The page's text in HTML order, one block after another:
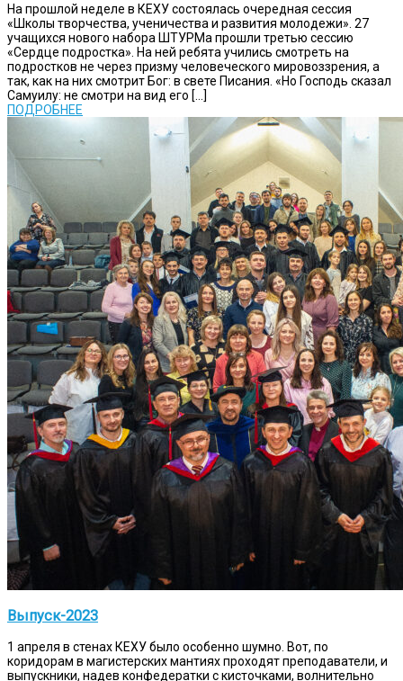
На прошлой неделе в КЕХУ состоялась очередная сессия
«Школы творчества, ученичества и развития молодежи». 27
учащихся нового набора ШТУРМа прошли третью сессию
«Сердце подростка». На ней ребята учились смотреть на
подростков не через призму человеческого мировоззрения, а
так, как на них смотрит Бог: в свете Писания. «Но Господь сказал
Самуилу: не смотри на вид его […]
ПОДРОБНЕЕ
Выпуск-2023
1 апреля в стенах КЕХУ было особенно шумно. Вот, по
коридорам в магистерских мантиях проходят преподаватели, и
выпускники, надев конфедератки с кисточками, волнительно